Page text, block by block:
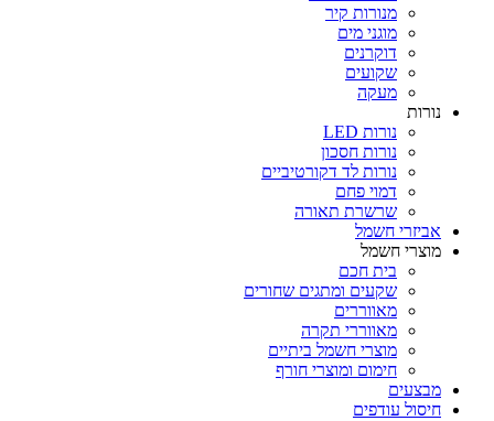
מנורות קיר
מוגני מים
דוקרנים
שקועים
מעקה
נורות
נורות LED
נורות חסכון
נורות לד דקורטיביים
דמוי פחם
שרשרת תאורה
אביזרי חשמל
מוצרי חשמל
בית חכם
שקעים ומתגים שחורים
מאווררים
מאווררי תקרה
מוצרי חשמל ביתיים
חימום ומוצרי חורף
מבצעים
חיסול עודפים